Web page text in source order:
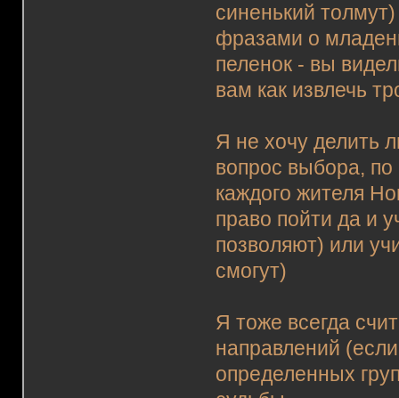
синенький
фразами о
пеленок - вы
вам как извлечь
Я не хочу делить
вопрос выбора, по
каждого жителя
право пойти да и
позволяют) или
смогут)
Я тоже всегда
направлений
определенных